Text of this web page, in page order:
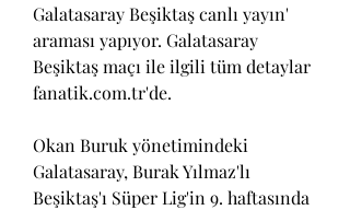
Galatasaray Beşiktaş canlı yayın'
araması yapıyor. Galatasaray
Beşiktaş maçı ile ilgili tüm detaylar
fanatik.com.tr'de.
Okan Buruk yönetimindeki
Galatasaray, Burak Yılmaz'lı
Beşiktaş'ı Süper Lig'in 9. haftasında